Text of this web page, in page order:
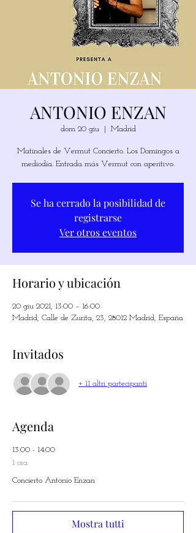
ANTONIO ENZAN
dom 20 giu
  |
Madrid
Matinales de Vermut Concierto. Los Domingos a
mediodía. Entrada más Vermut con aperitivo.
Se ha cerrado la posibilidad de
registrarse
Ver otros eventos
Horario y ubicación
20 giu 2021, 13:00 – 16:00
Madrid, Calle de Zurita, 23, 28012 Madrid, España
Invitados
+ 11 altri partecipanti
Agenda
13:00 - 14:00
1 ora
Concierto Antonio Enzan
Mostra tutti